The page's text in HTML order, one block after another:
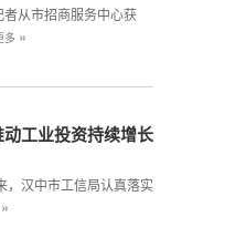
从市招商服务中心获
多 »
工业投资持续增长
，汉中市工信局认真落实
»